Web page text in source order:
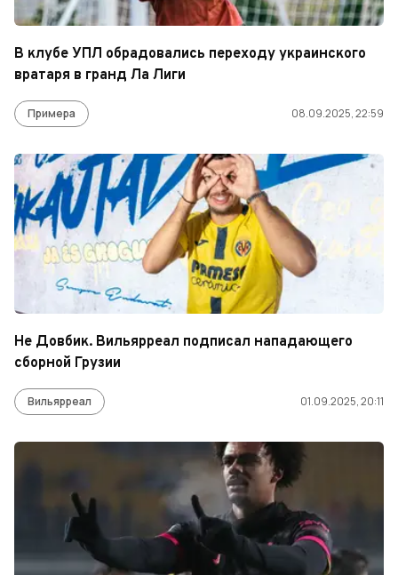
В клубе УПЛ обрадовались переходу украинского
вратаря в гранд Ла Лиги
Примера 08.09.2025, 22:59
Не Довбик. Вильярреал подписал нападающего
сборной Грузии
Вильярреал 01.09.2025, 20:11